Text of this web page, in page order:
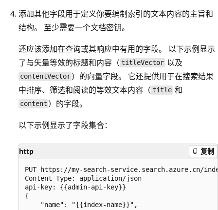
添加其他字段用于定义你要编制索引的文本内容的主旨和
结构。 至少需要一个文档密钥。
还应该添加在查询或其响应中有用的字段。 以下示例显示
了与矢量等效的标题和内容（ titleVector 以及
contentVector ）的向量字段。 它还提供用于在搜索结果
中排序、筛选和阅读的等效文本内容（ title 和
content ）的字段。
以下示例显示了字段集合：
http 复制
PUT https://my-search-service.search.azure.cn/
Content-Type: application/json
api-key: {{admin-api-key}}
{
    "name": "{{index-name}}",